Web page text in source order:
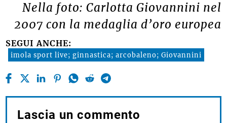
Nella foto: Carlotta Giovannini nel
2007 con la medaglia d’oro europea
SEGUI ANCHE:
imola sport live; ginnastica; arcobaleno; Giovannini
Lascia un commento